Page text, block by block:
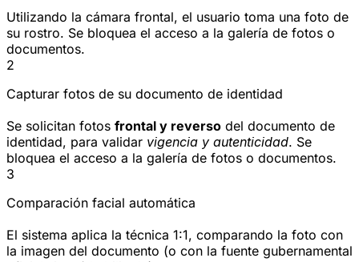
Utilizando la cámara frontal, el usuario toma una foto de
su rostro. Se bloquea el acceso a la galería de fotos o
documentos.
2
Capturar fotos de su documento de identidad
Se solicitan fotos frontal y reverso del documento de
identidad, para validar vigencia y autenticidad. Se
bloquea el acceso a la galería de fotos o documentos.
3
Comparación facial automática
El sistema aplica la técnica 1:1, comparando la foto con
la imagen del documento (o con la fuente gubernamental